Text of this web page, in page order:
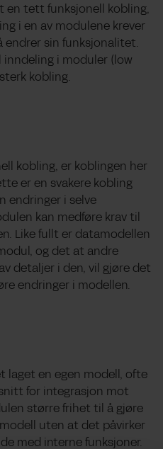
en tett funksjonell kobling,
i en av modulene krever
endrer sin funksjonalitet.
i moduler (low
kobling.
kobling, er koblingen her
er en svakere kobling
endringer i selve
kan medføre krav til
Like fullt er datamodellen
og det at andre
detaljer i den, vil gjøre det
endringer i modellen.
laget en egen modell, ofte
for integrasjon mot
større frihet til å gjøre
uten at det påvirker
med interne funksjoner.